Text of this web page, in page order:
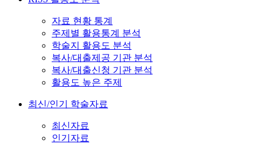
자료 현황 통계
주제별 활용통계 분석
학술지 활용도 분석
복사/대출제공 기관 분석
복사/대출신청 기관 분석
활용도 높은 주제
최신/인기 학술자료
최신자료
인기자료